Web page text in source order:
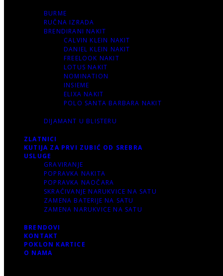
BURME
RUČNA IZRADA
BRENDIRANI NAKIT
CALVIN KLEIN NAKIT
DANIEL KLEIN NAKIT
FREELOOK NAKIT
LOTUS NAKIT
NOMINATION
INSIEME
ELIXA NAKIT
POLO SANTA BARBARA NAKIT
DIJAMANT U BLISTERU
ZLATNICI
KUTIJA ZA PRVI ZUBIĆ OD SREBRA
USLUGE
GRAVIRANJE
POPRAVKA NAKITA
POPRAVKA NAOČARA
SKRAĆIVANJE NARUKVICE NA SATU
ZAMENA BATERIJE NA SATU
ZAMENA NARUKVICE NA SATU
BRENDOVI
KONTAKT
POKLON KARTICE
O NAMA